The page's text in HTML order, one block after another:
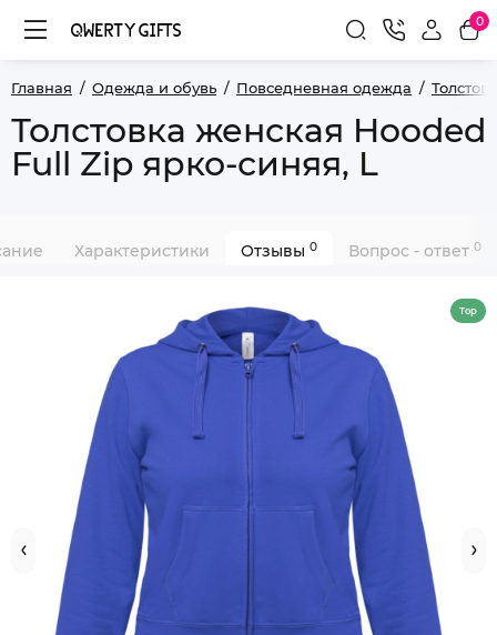
0
Главная Одежда и обувь Повседневная одежда
Толстовка женская Hooded
Full Zip ярко-синяя, L
Характеристики Отзывы 0 Вопрос - ответ 0
Top